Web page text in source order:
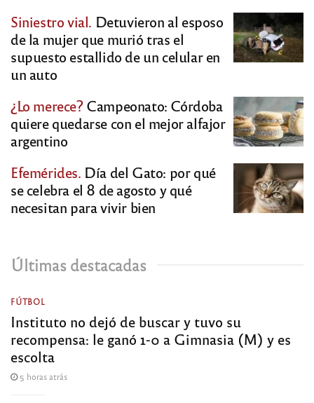
Siniestro vial. Detuvieron al esposo
de la mujer que murió tras el
supuesto estallido de un celular en
un auto
¿Lo merece?Campeonato: Córdoba
quiere quedarse con el mejor alfajor
argentino
Efemérides. Día del Gato: por qué
se celebra el 8 de agosto y qué
necesitan para vivir bien
Últimas destacadas
FÚTBOL
Instituto no dejó de buscar y tuvo su
recompensa: le ganó 1-0 a Gimnasia (M) y es
escolta
5 horas atrás